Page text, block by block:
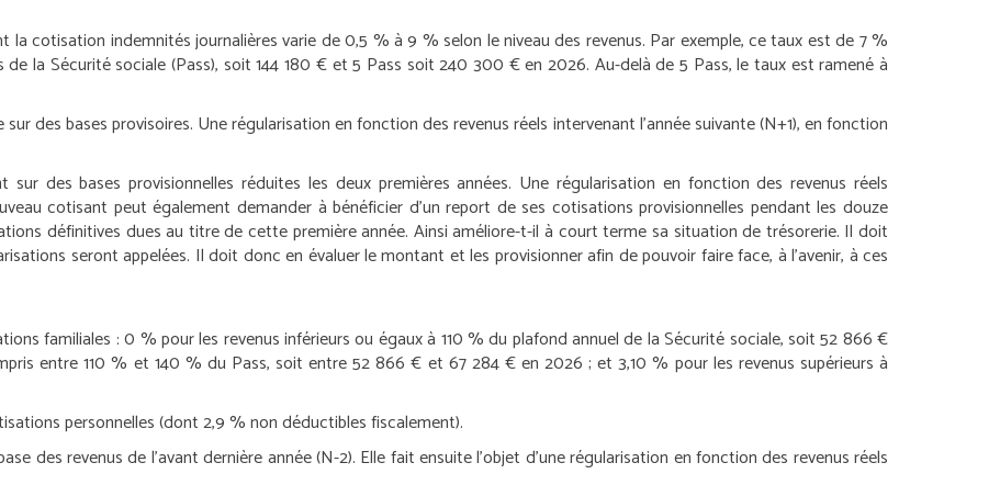
cotisation indemnités journalières varie de 0,5 % à 9 % selon le niveau des revenus. Par exemple, ce taux est de 7 %
la Sécurité sociale (Pass), soit 144 180 € et 5 Pass soit 240 300 € en 2026. Au-delà de 5 Pass, le taux est ramené à
des bases provisoires. Une régularisation en fonction des revenus réels intervenant l’année suivante (N+1), en fonction
sur des bases provisionnelles réduites les deux premières années. Une régularisation en fonction des revenus réels
cotisant peut également demander à bénéficier d’un report de ses cotisations provisionnelles pendant les douze
définitives dues au titre de cette première année. Ainsi améliore-t-il à court terme sa situation de trésorerie. Il doit
seront appelées. Il doit donc en évaluer le montant et les provisionner afin de pouvoir faire face, à l’avenir, à ces
familiales : 0 % pour les revenus inférieurs ou égaux à 110 % du plafond annuel de la Sécurité sociale, soit 52 866 €
entre 110 % et 140 % du Pass, soit entre 52 866 € et 67 284 € en 2026 ; et 3,10 % pour les revenus supérieurs à
personnelles (dont 2,9 % non déductibles fiscalement).
des revenus de l’avant dernière année (N-2). Elle fait ensuite l’objet d’une régularisation en fonction des revenus réels